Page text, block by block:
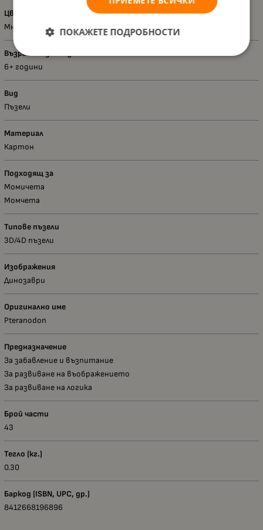
Цвят
Многоцветен
Възраст - диапазон
6+ години
Вид
Пъзели
Материал
Картон
Подходящ за
Момичета
Момчета
Типове пъзели
3D/4D пъзели
Изображения
Динозаври
Оригинално име
Pteranodon
Предназначение
За забавление и възпитание
За развиване на въображението
За развиване на логика
Брой части
43
Тегло (кг.)
0.30
Баркод (ISBN, UPC, др.)
8412668196896
ПОКАЖЕТЕ ПОДРОБНОСТИ